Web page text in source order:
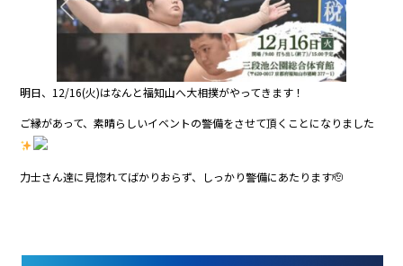
明日、12/16(火)はなんと福知山へ大相撲がやってきます！
ご縁があって、素晴らしいイベントの警備をさせて頂くことになりました
力士さん達に見惚れてばかりおらず、しっかり警備にあたります🫡